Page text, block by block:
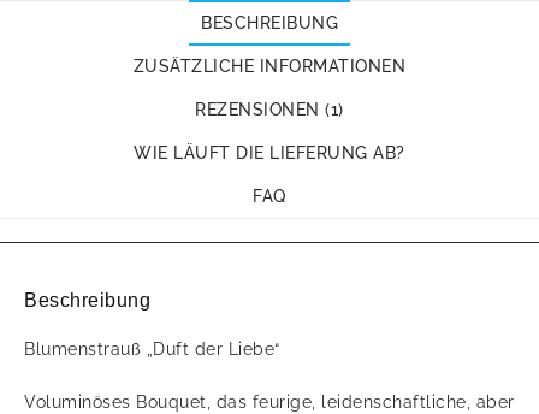
BESCHREIBUNG
ZUSÄTZLICHE INFORMATIONEN
REZENSIONEN (1)
WIE LÄUFT DIE LIEFERUNG AB?
FAQ
Beschreibung
Blumenstrauß „Duft der Liebe“
Voluminöses Bouquet, das feurige, leidenschaftliche, aber